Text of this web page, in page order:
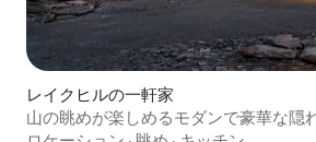
レイクヒルの一軒家
山の眺めが楽しめるモダンで豪華な隠